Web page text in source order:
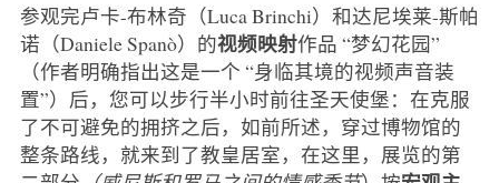
参观完卢卡-布林奇（Luca Brinchi）和达尼埃莱-斯帕
诺（Daniele Spanò）的视频映射作品 “梦幻花园”
（作者明确指出这是一个 “身临其境的视频声音装
置”）后，您可以步行半小时前往圣天使堡：在克服
了不可避免的拥挤之后，如前所述，穿过博物馆的
整条路线，就来到了教皇居室，在这里，展览的第